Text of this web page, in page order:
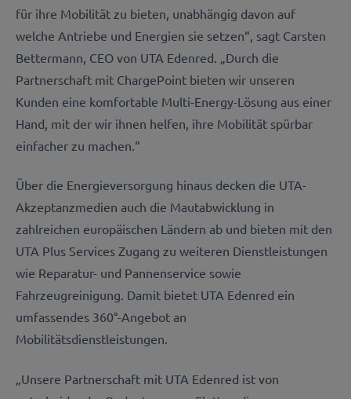
für ihre Mobilität zu bieten, unabhängig davon auf
welche Antriebe und Energien sie setzen“, sagt Carsten
Bettermann, CEO von UTA Edenred. „Durch die
Partnerschaft mit ChargePoint bieten wir unseren
Kunden eine komfortable Multi-Energy-Lösung aus einer
Hand, mit der wir ihnen helfen, ihre Mobilität spürbar
einfacher zu machen.“
Über die Energieversorgung hinaus decken die UTA-
Akzeptanzmedien auch die Mautabwicklung in
zahlreichen europäischen Ländern ab und bieten mit den
UTA Plus Services Zugang zu weiteren Dienstleistungen
wie Reparatur- und Pannenservice sowie
Fahrzeugreinigung. Damit bietet UTA Edenred ein
umfassendes 360°-Angebot an
Mobilitätsdienstleistungen.
„Unsere Partnerschaft mit UTA Edenred ist von